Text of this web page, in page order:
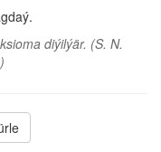
diýilýär. (S. N.